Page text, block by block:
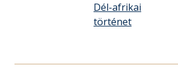
Dél-afrikai
történet